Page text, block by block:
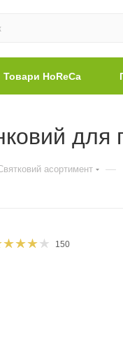
Товари HoReCa
для
асортимент —
150